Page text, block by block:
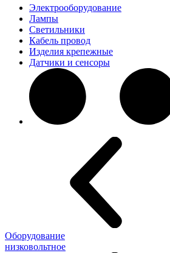
Электрооборудование
Лампы
Светильники
Кабель провод
Изделия крепежные
Датчики и сенсоры
Оборудование
низковольтное